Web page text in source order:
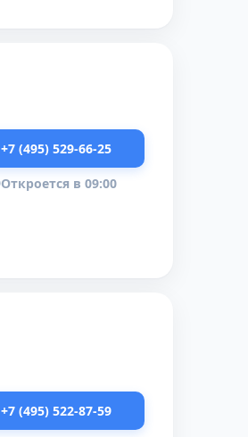
+7 (495) 529-66-25
Откроется в 09:00
+7 (495) 522-87-59